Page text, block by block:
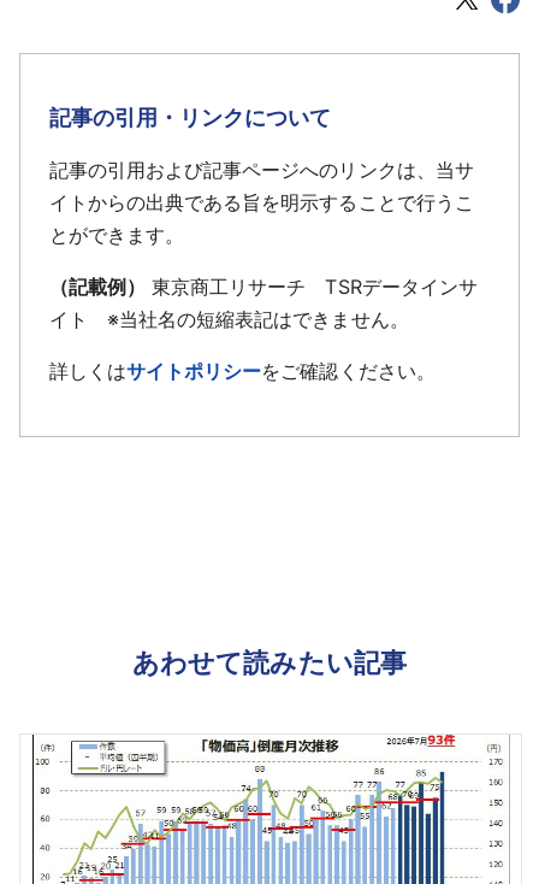
記事の引用・リンクについて
記事の引用および記事ページへのリンクは、当サ
イトからの出典である旨を明示することで行うこ
とができます。
（記載例）
東京商工リサーチ TSRデータインサ
イト ※当社名の短縮表記はできません。
詳しくはサイトポリシーをご確認ください。
あわせて読みたい記事